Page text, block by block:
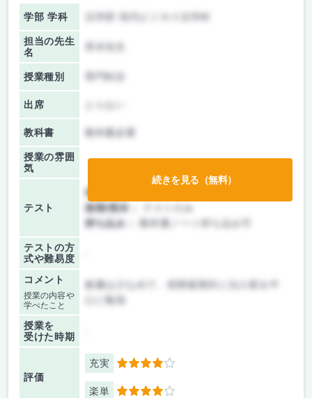
学部 学科
担当の先生
名
授業種別
出席
教科書 教科書必要
授業の雰囲
気
テスト
前期/中間：
後期/期末：
持ち込み：
教科書ノート持ち込み可
テストの方
式や難易度
コメント
授業の内容や
学べたこと
板書は少なめで、前期後期共に法人税を中
心に勉強
授業を
受けた時期
評価
充実 4
楽単 4
続きを見る（無料）